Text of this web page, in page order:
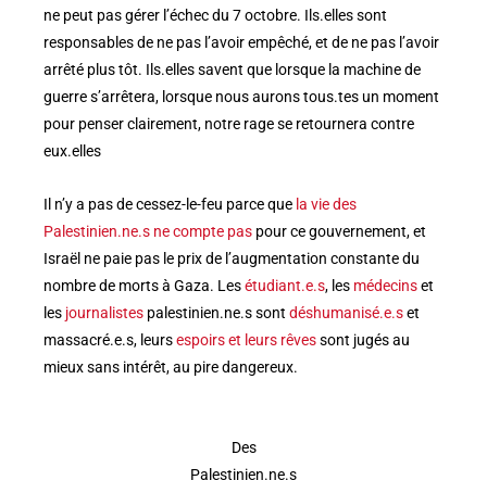
ne peut pas gérer l’échec du 7 octobre. Ils.elles sont
responsables de ne pas l’avoir empêché, et de ne pas l’avoir
arrêté plus tôt. Ils.elles savent que lorsque la machine de
guerre s’arrêtera, lorsque nous aurons tous.tes un moment
pour penser clairement, notre rage se retournera contre
eux.elles
Il n’y a pas de cessez-le-feu parce que la vie des
Palestinien.ne.s ne compte pas pour ce gouvernement, et
Israël ne paie pas le prix de l’augmentation constante du
nombre de morts à Gaza. Lesétudiant.e.s, les médecinset
les journalistes palestinien.ne.s sont déshumanisé.e.set
massacré.e.s, leursespoirs et leurs rêvessont jugés au
mieux sans intérêt, au pire dangereux.
Des
Palestinien.ne.s